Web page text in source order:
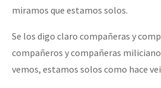
miramos que estamos solos.
Se los digo claro compañeras y
compañeros y compañeras
vemos, estamos solos como hace